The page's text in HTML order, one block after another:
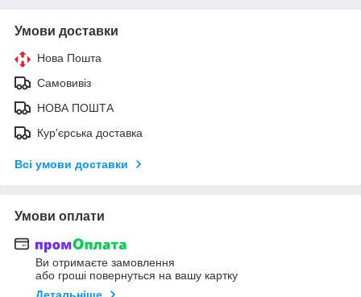
Умови доставки
Нова Пошта
Самовивіз
НОВА ПОШТА
Кур'єрська доставка
Всі умови доставки
Умови оплати
Ви отримаєте замовлення
або гроші повернуться на вашу картку